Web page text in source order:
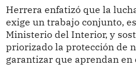
Herrera enfatizó que la
exige un trabajo conjunto,
Ministerio del Interior, y
priorizado la protección de
garantizar que aprendan en